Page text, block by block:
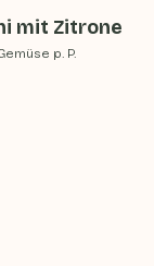
mit Zitrone
p. P.